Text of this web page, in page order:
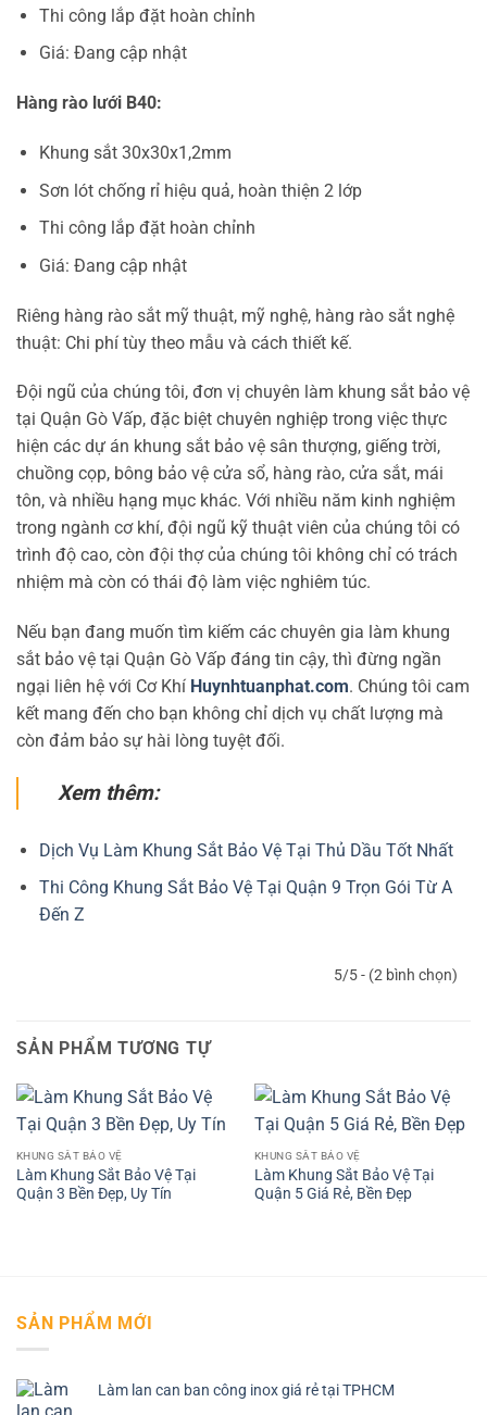
Thi công lắp đặt hoàn chỉnh
Giá: Đang cập nhật
Hàng rào lưới B40:
Khung sắt 30x30x1,2mm
Sơn lót chống rỉ hiệu quả, hoàn thiện 2 lớp
Thi công lắp đặt hoàn chỉnh
Giá: Đang cập nhật
Riêng hàng rào sắt mỹ thuật, mỹ nghệ, hàng rào sắt nghệ
thuật: Chi phí tùy theo mẫu và cách thiết kế.
Đội ngũ của chúng tôi, đơn vị chuyên làm khung sắt bảo vệ
tại Quận Gò Vấp, đặc biệt chuyên nghiệp trong việc thực
hiện các dự án khung sắt bảo vệ sân thượng, giếng trời,
chuồng cọp, bông bảo vệ cửa sổ, hàng rào, cửa sắt, mái
tôn, và nhiều hạng mục khác. Với nhiều năm kinh nghiệm
trong ngành cơ khí, đội ngũ kỹ thuật viên của chúng tôi có
trình độ cao, còn đội thợ của chúng tôi không chỉ có trách
nhiệm mà còn có thái độ làm việc nghiêm túc.
Nếu bạn đang muốn tìm kiếm các chuyên gia làm khung
sắt bảo vệ tại Quận Gò Vấp đáng tin cậy, thì đừng ngần
ngại liên hệ với Cơ Khí Huynhtuanphat.com. Chúng tôi cam
kết mang đến cho bạn không chỉ dịch vụ chất lượng mà
còn đảm bảo sự hài lòng tuyệt đối.
Xem thêm:
Dịch Vụ Làm Khung Sắt Bảo Vệ Tại Thủ Dầu Tốt Nhất
Thi Công Khung Sắt Bảo Vệ Tại Quận 9 Trọn Gói Từ A
Đến Z
5/5 - (2 bình chọn)
SẢN PHẨM TƯƠNG TỰ
KHUNG SẮT BẢO VỆ
Làm Khung Sắt Bảo Vệ Tại
Quận 3 Bền Đẹp, Uy Tín
KHUNG SẮT BẢO VỆ
Làm Khung Sắt Bảo Vệ Tại
Quận 5 Giá Rẻ, Bền Đẹp
SẢN PHẨM MỚI
Làm lan can ban công inox giá rẻ tại TPHCM